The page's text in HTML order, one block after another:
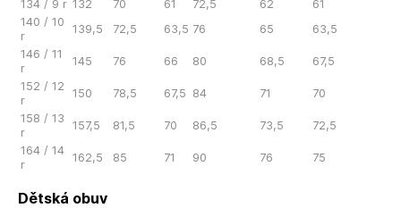
134 / 9 r 132 70 61 72,5 62
61
140 / 10
r
139,5 72,5 63,5 76 65
63,5
146 / 11
r
145 76 66 80 68,5
67,5
152 / 12
r
150 78,5 67,5 84 71
70
158 / 13
r
157,5 81,5 70 86,5 73,5
72,5
164 / 14
r
162,5 85 71 90 76 75
Dětská obuv